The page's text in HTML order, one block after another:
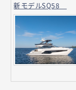
新モデルSQ58